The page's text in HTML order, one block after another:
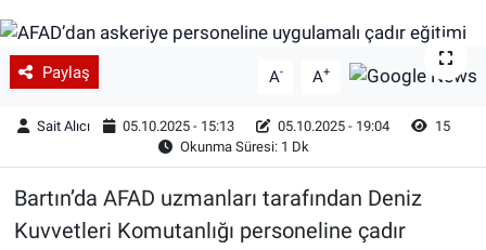
Paylaş A- A+
Sait Alıcı 05.10.2025 - 15:13 05.10.2025 - 19:04
15
Okunma Süresi: 1 Dk
Bartın’da AFAD uzmanları tarafından Deniz
Kuvvetleri Komutanlığı personeline çadır